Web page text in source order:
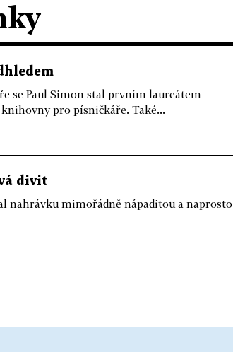
se Paul Simon stal prvním laureátem
pro písničkáře. Také...
divit
nahrávku mimořádně nápaditou a naprosto